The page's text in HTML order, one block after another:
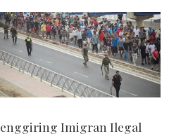
Imigran Ilegal